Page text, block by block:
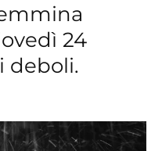
24
deboli.